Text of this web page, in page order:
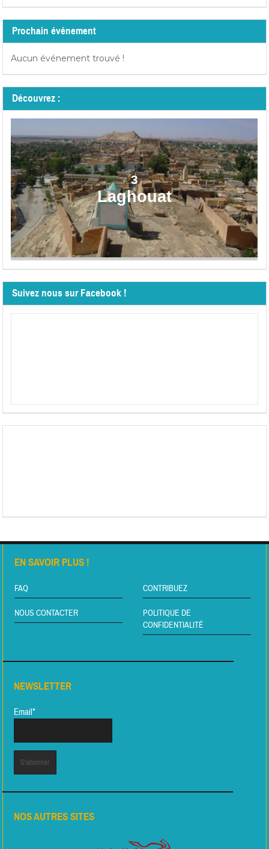
Prochain événement
Aucun événement trouvé !
Découvrez :
3
Laghouat
Suivez nous sur Facebook !
EN SAVOIR PLUS !
FAQ CONTRIBUEZ
NOUS CONTACTER
POLITIQUE DE
CONFIDENTIALITÉ
NEWSLETTER
Email*
NOS AUTRES SITES